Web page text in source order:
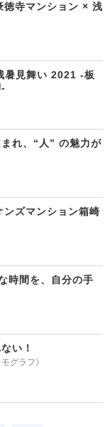
徳寺マンション × 浅
暑見舞い 2021 -板
まれ、“人” の魅力が
ンズマンション箱崎
時間を、自分の手
グラフ》
い！